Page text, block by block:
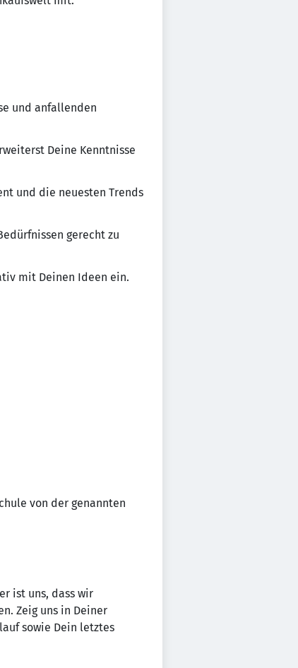
und anfallenden
Deine Kenntnisse
und die neuesten Trends
gerecht zu
mit Deinen Ideen ein.
von der genannten
ist uns, dass wir
Zeig uns in Deiner
sowie Dein letztes